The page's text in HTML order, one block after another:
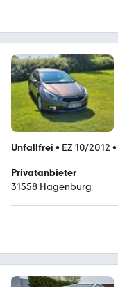
Unfallfrei • EZ 10/2012 •
Privatanbieter
31558 Hagenburg